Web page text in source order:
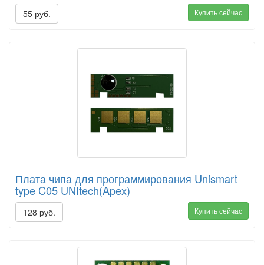
55 руб. Купить сейчас
Плата чипа для программирования Unismart
type C05 UNItech(Apex)
128 руб. Купить сейчас